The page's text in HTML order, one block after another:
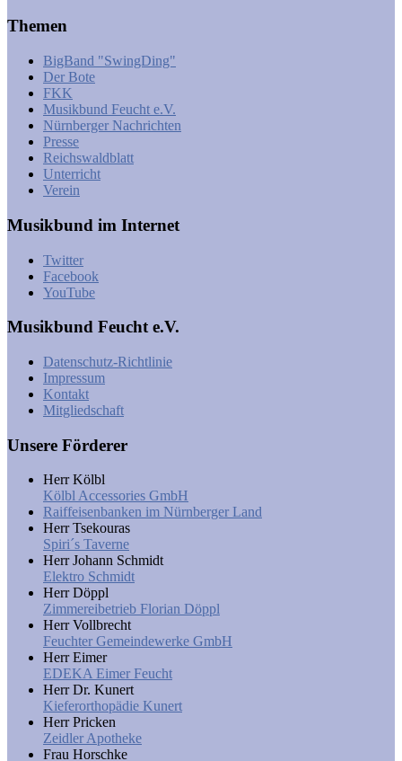
Themen
BigBand "SwingDing"
Der Bote
FKK
Musikbund Feucht e.V.
Nürnberger Nachrichten
Presse
Reichswaldblatt
Unterricht
Verein
Musikbund im Internet
Twitter
Facebook
YouTube
Musikbund Feucht e.V.
Datenschutz-Richtlinie
Impressum
Kontakt
Mitgliedschaft
Unsere Förderer
Herr Kölbl
Kölbl Accessories GmbH
Raiffeisenbanken im Nürnberger Land
Herr Tsekouras
Spiri´s Taverne
Herr Johann Schmidt
Elektro Schmidt
Herr Döppl
Zimmereibetrieb Florian Döppl
Herr Vollbrecht
Feuchter Gemeindewerke GmbH
Herr Eimer
EDEKA Eimer Feucht
Herr Dr. Kunert
Kieferorthopädie Kunert
Herr Pricken
Zeidler Apotheke
Frau Horschke